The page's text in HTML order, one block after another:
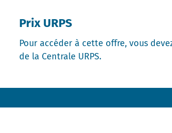
Prix URPS
Pour accéder à cette offre, vous
de la Centrale URPS.